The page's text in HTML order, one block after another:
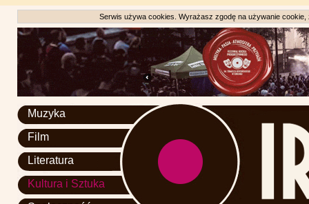
Serwis używa cookies. Wyrażasz zgodę na używanie
Muzyka
Film
Literatura
Kultura i Sztuka